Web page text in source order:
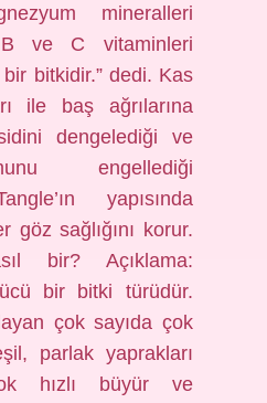
mineralleri
ve C vitaminleri
bir bitkidir.” dedi. Kas
ile baş ağrılarına
dengelediği ve
engellediği
yapısında
göz sağlığını korur.
bir? Açıklama:
bir bitki türüdür.
çok sayıda çok
parlak yaprakları
hızlı büyür ve